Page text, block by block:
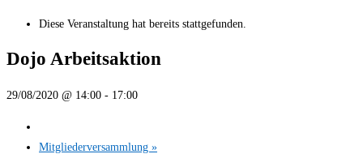
Diese Veranstaltung hat bereits stattgefunden.
Dojo Arbeitsaktion
29/08/2020 @ 14:00 - 17:00
Mitgliederversammlung »